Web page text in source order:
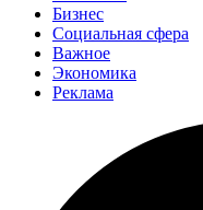
Бизнес
Социальная сфера
Важное
Экономика
Реклама